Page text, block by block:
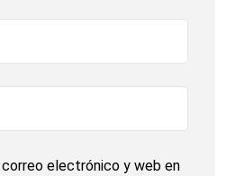
correo electrónico y web en